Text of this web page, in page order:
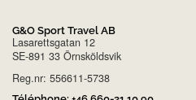
G&O Sport Travel AB
Lasarettsgatan 12
SE-891 33 Örnsköldsvik
Reg.nr: 556611-5738